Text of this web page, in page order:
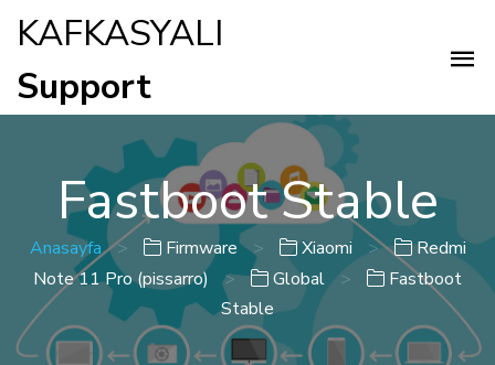
KAFKASYALI
Support
Fastboot Stable
Anasayfa > Firmware > Xiaomi >
Redmi
Note 11 Pro (pissarro)
> Global >
Fastboot
Stable